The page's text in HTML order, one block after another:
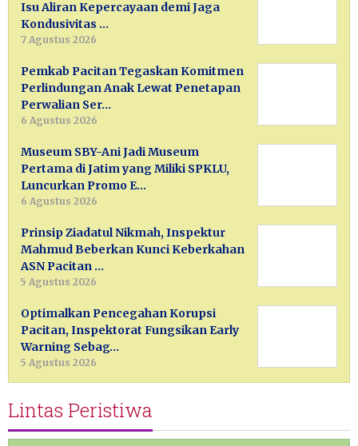
Isu Aliran Kepercayaan demi Jaga
Kondusivitas …
7 Agustus 2026
Pemkab Pacitan Tegaskan Komitmen
Perlindungan Anak Lewat Penetapan
Perwalian Ser…
6 Agustus 2026
Museum SBY-Ani Jadi Museum
Pertama di Jatim yang Miliki SPKLU,
Luncurkan Promo E…
6 Agustus 2026
Prinsip Ziadatul Nikmah, Inspektur
Mahmud Beberkan Kunci Keberkahan
ASN Pacitan …
5 Agustus 2026
Optimalkan Pencegahan Korupsi
Pacitan, Inspektorat Fungsikan Early
Warning Sebag…
5 Agustus 2026
Lintas Peristiwa